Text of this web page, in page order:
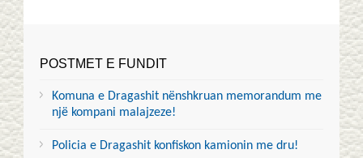
POSTMET E FUNDIT
Komuna e Dragashit nënshkruan memorandum me
një kompani malajzeze!
Policia e Dragashit konfiskon kamionin me dru!